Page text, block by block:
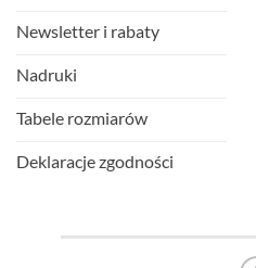
Newsletter i rabaty
Nadruki
Tabele rozmiarów
Deklaracje zgodności